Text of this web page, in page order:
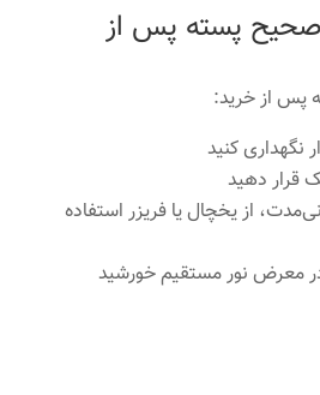
صحیح پسته پس از
پس از خرید:
نگهداری کنید
دهید
از یخچال یا فریزر استفاده
در معرض نور مستقیم خورشید